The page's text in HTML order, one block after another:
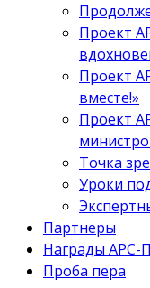
Проект
Проект
вместе!»
Проект
Точка
Уроки
Партнеры
Награды АРС-
Проба пера